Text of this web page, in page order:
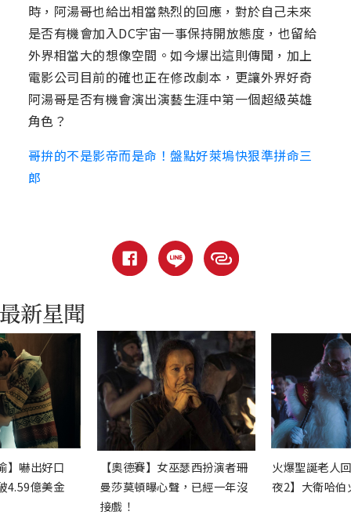
時，阿湯哥也給出相當熱烈的回應，對於自己未來
是否有機會加入DC宇宙一事保持開放態度，也留給
外界相當大的想像空間。如今爆出這則傳聞，加上
電影公司目前的確也正在修改劇本，更讓外界好奇
阿湯哥是否有機會演出演藝生涯中第一個超級英雄
角色？
哥拚的不是影帝而是命！盤點好萊塢快狠準拼命三
郎
】嚇出好口
4.59億美金
【奧德賽】女巫瑟西扮演者珊
曼莎莫頓曝心聲，已經一年沒
接戲！
火爆聖誕老人
夜2】大衛哈伯